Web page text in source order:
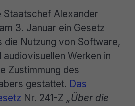
Staatschef Alexander
3. Januar ein Gesetz
die Nutzung von Software,
audiovisuellen Werken in
Zustimmung des
gestattet. Das
Nr. 241-Z „Über die